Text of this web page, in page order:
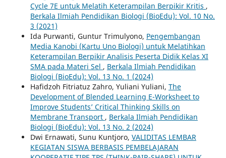
Cycle 7E untuk Melatih Keterampilan Berpikir Kritis ,
Berkala Ilmiah Pendidikan Biologi (BioEdu): Vol. 10 No.
3 (2021)
Ida Purwanti, Guntur Trimulyono, Pengembangan
Media Kanobi (Kartu Uno Biologi) untuk Melatihkan
Keterampilan Berpikir Analisis Peserta Didik Kelas XI
SMA pada Materi Sel , Berkala Ilmiah Pendidikan
Biologi (BioEdu): Vol. 13 No. 1 (2024)
Hafidzoh Fitriatuz Zahro, Yuliani Yuliani, The
Development of Blended Learning E-Worksheet to
Improve Students’ Critical Thinking Skills on
Membrane Transport , Berkala Ilmiah Pendidikan
Biologi (BioEdu): Vol. 13 No. 2 (2024)
Dwi Ernawati, Sunu Kuntjoro, VALIDITAS LEMBAR
KEGIATAN SISWA BERBASIS PEMBELAJARAN